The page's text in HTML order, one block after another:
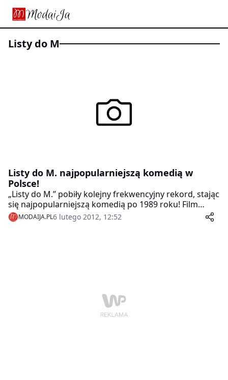
Listy do M
Listy do M. najpopularniejszą komedią w
Polsce!
„Listy do M.” pobiły kolejny frekwencyjny rekord, stając
się najpopularniejszą komedią po 1989 roku! Film
obejrzało już 2 miliony 535 tysięcy widzów. Ten wynik
sprawił, że dotychczasowy komediowy blockbuster
MODAIJA.PL6 lutego 2012, 12:52